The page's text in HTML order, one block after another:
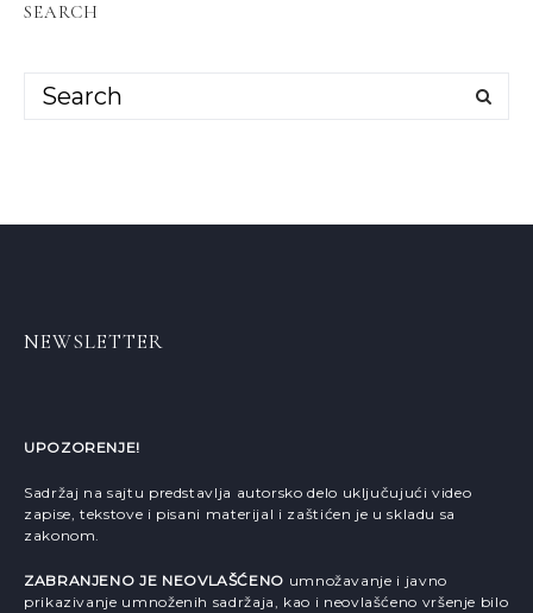
SEARCH
NEWSLETTER
UPOZORENJE!
Sadržaj na sajtu predstavlja autorsko delo uključujući video
zapise, tekstove i pisani materijal i zaštićen je u skladu sa
zakonom.
ZABRANJENO JE NEOVLAŠĆENO umnožavanje i javno
prikazivanje umnoženih sadržaja, kao i neovlašćeno vršenje bilo